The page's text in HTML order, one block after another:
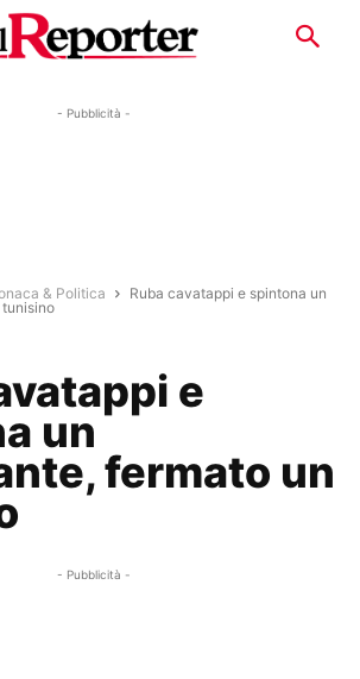
- Pubblicità -
& Politica
Ruba cavatappi e spintona un
e
un
fermato un
- Pubblicità -